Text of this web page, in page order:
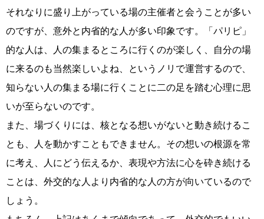
それなりに盛り上がっている場の主催者と会うことが多い
のですが、意外と内省的な人が多い印象です。「パリピ」
的な人は、人の集まるところに行くのが楽しく、自分の場
に来るのも当然楽しいよね、というノリで運営するので、
知らない人の集まる場に行くことに二の足を踏む心理に思
いが至らないのです。
また、場づくりには、核となる想いがないと動き続けるこ
とも、人を動かすこともできません。その想いの根源を常
に考え、人にどう伝えるか、表現や方法に心を砕き続ける
ことは、外交的な人より内省的な人の方が向いているので
しょう。